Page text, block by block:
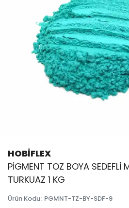
HOBİFLEX
PİGMENT TOZ BOYA SEDEFLİ
TURKUAZ 1 KG
Ürün Kodu: PGMNT-TZ-BY-SDF-9